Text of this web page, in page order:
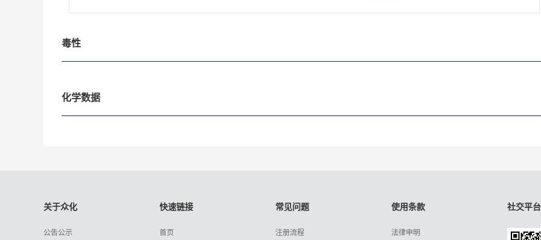
毒性
化学数据
关于众化
公告公示
快速链接
首页
常见问题
注册流程
使用条款
法律申明
社交平台